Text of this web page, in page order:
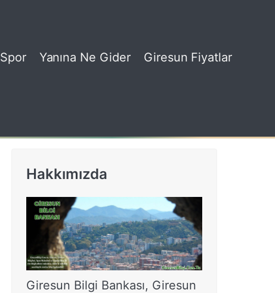
Spor Yanına Ne Gider Giresun Fiyatlar
Hakkımızda
Giresun Bilgi Bankası, Giresun